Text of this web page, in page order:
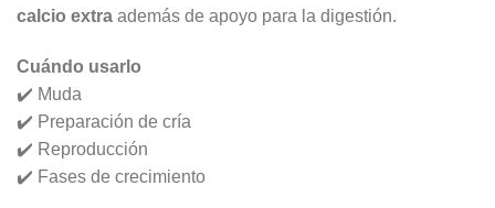
calcio extra además de apoyo para la digestión.
Cuándo usarlo
✔️ Muda
✔️ Preparación de cría
✔️ Reproducción
✔️ Fases de crecimiento